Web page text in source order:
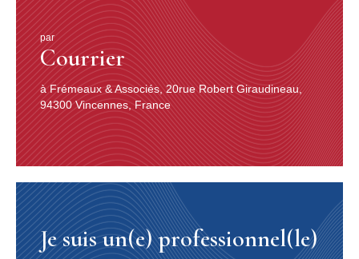
par
Courrier
à Frémeaux & Associés, 20rue Robert Giraudineau,
94300 Vincennes, France
Je suis un(e) professionnel(le)